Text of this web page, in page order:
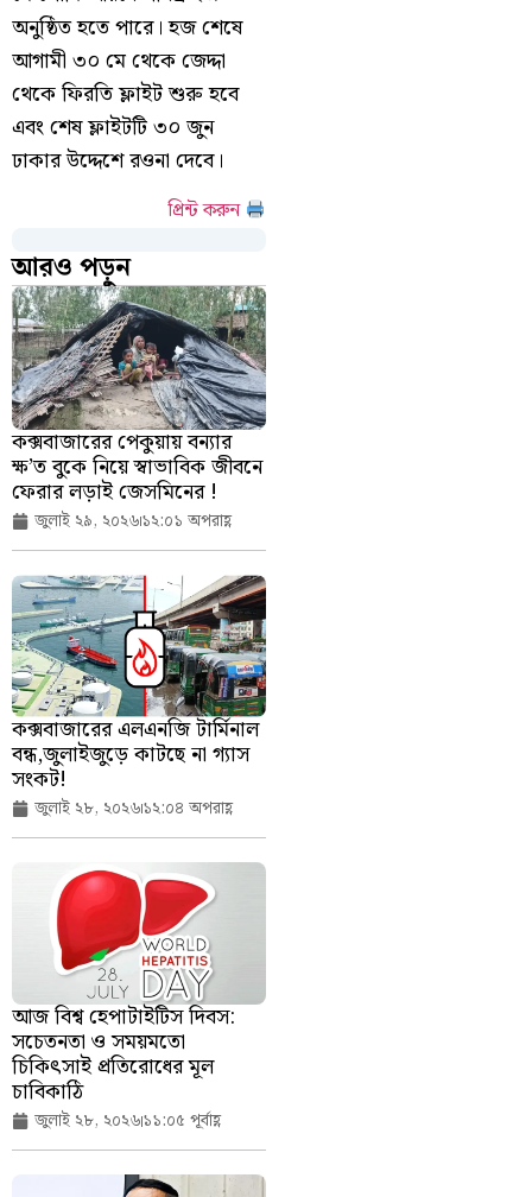
অনুষ্ঠিত হতে পারে। হজ শেষে
আগামী ৩০ মে থেকে জেদ্দা
থেকে ফিরতি ফ্লাইট শুরু হবে
এবং শেষ ফ্লাইটটি ৩০ জুন
ঢাকার উদ্দেশে রওনা দেবে।
প্রিন্ট করুন
আরও পড়ুন
কক্সবাজারের পেকুয়ায় বন্যার
ক্ষ’ত বুকে নিয়ে স্বাভাবিক জীবনে
ফেরার লড়াই জেসমিনের !
জুলাই ২৯, ২০২৬১২:০১ অপরাহ্ণ
কক্সবাজারের এলএনজি টার্মিনাল
বন্ধ,জুলাইজুড়ে কাটছে না গ্যাস
সংকট!
জুলাই ২৮, ২০২৬১২:০৪ অপরাহ্ণ
আজ বিশ্ব হেপাটাইটিস দিবস:
সচেতনতা ও সময়মতো
চিকিৎসাই প্রতিরোধের মূল
চাবিকাঠি
জুলাই ২৮, ২০২৬১১:০৫ পূর্বাহ্ণ